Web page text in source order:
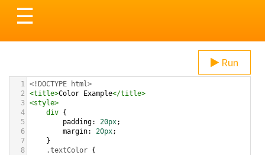
Toggle
navigation
☰
Run
1 <!DOCTYPE html>
2
<title>Color Example</title>
3 <style>
4
div {
5
padding: 20px;
6
margin: 20px;
7
}
8
.textColor {